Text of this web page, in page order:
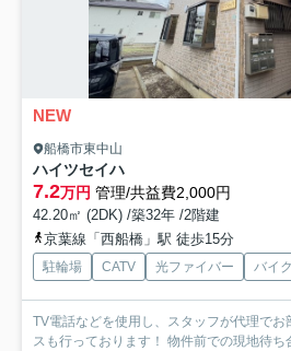
NEW
船橋市東中山
ハイツセイハ
7.2万円 管理/共益費2,000円
42.20㎡ (2DK) /築32年 /2階建
京葉線「西船橋」駅 徒歩15分
駐輪場 CATV 光ファイバー バイ
TV電話などを使用し、スタッフが代理で
スも行っております！ 物件前での現地待ち